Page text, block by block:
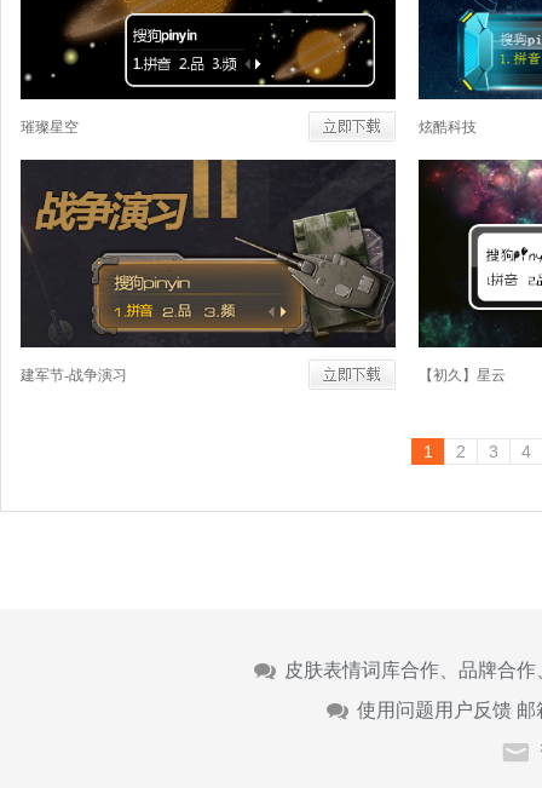
璀璨星空 炫酷科技
建军节-战争演习 【初久】星云
1 2 3 4
皮肤表情词库合作、品牌合
使用问题用户反馈 邮